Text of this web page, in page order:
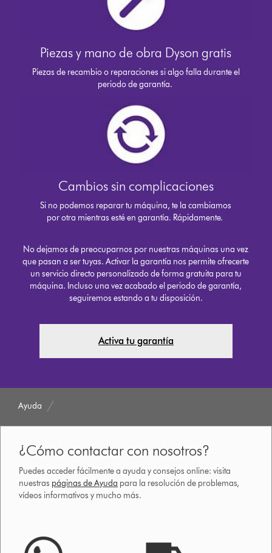
Piezas y mano de obra Dyson gratis
Piezas de recambio o reparaciones si algo falla durante el
periodo de garantía.
Cambios sin complicaciones
Si no podemos reparar tu máquina, te la cambiamos
por otra mientras esté en garantía. Rápidamente.
No dejamos de preocuparnos por nuestras máquinas una vez
que pasan a ser tuyas. Activar la garantía nos permite ofrecerte
un servicio directo personalizado de forma gratuita para tu
máquina. Incluso una vez acabado el periodo de garantía,
seguiremos estando a tu disposición.
Activa tu garantía
Ayuda
¿Cómo contactar con nosotros?
Puedes acceder fácilmente a ayuda y consejos online: visita
nuestras páginas de Ayuda para la resolución de problemas,
vídeos informativos y mucho más.